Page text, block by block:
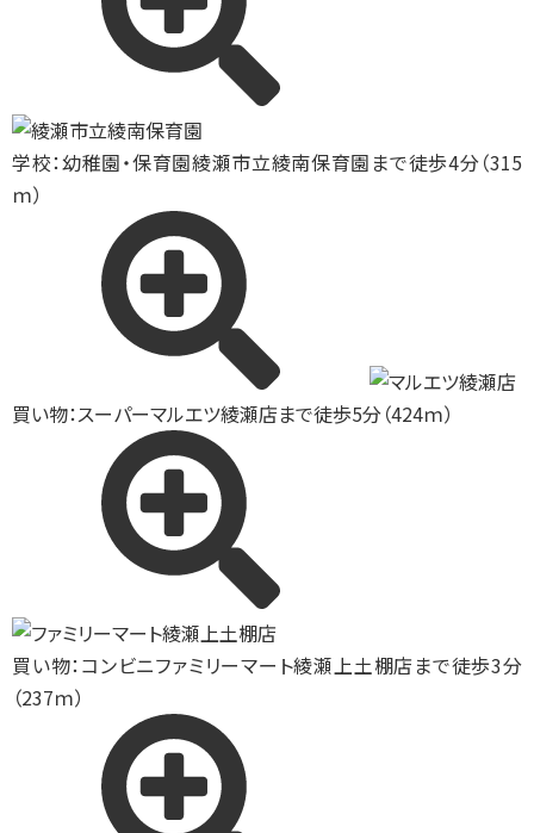
学校：幼稚園・保育園綾瀬市立綾南保育園まで徒歩4分（315
ｍ）
買い物：スーパーマルエツ綾瀬店まで徒歩5分（424ｍ）
買い物：コンビニファミリーマート綾瀬上土棚店まで徒歩3分
（237ｍ）